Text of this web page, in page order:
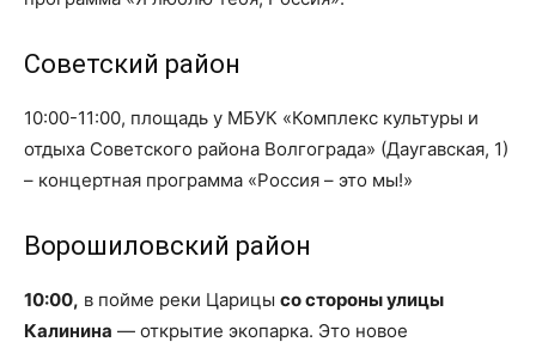
Советский район
10:00-11:00, площадь у МБУК «Комплекс культуры и
отдыха Советского района Волгограда» (Даугавская, 1)
– концертная программа «Россия – это мы!»
Ворошиловский район
10:00, в пойме реки Царицы со стороны улицы
Калинина — открытие экопарка. Это новое